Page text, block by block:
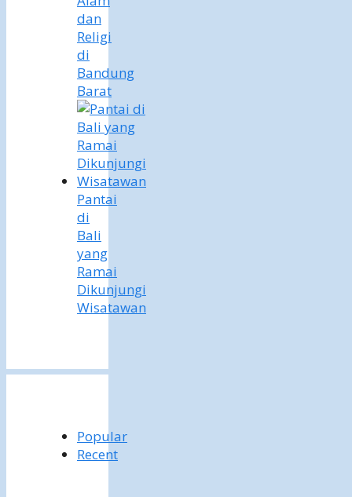
dan
Religi
di
Bandung
Barat
Pantai
di
Bali
yang
Ramai
Dikunjungi
Wisatawan
Popular
Recent